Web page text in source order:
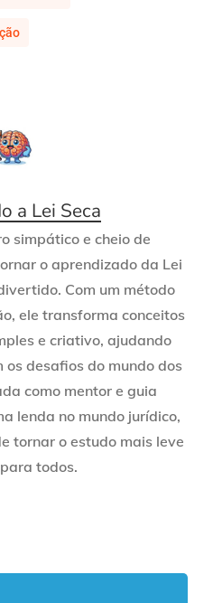
a Lei Seca
simpático e cheio de
o aprendizado da Lei
Com um método
ele transforma conceitos
e criativo, ajudando
desafios do mundo dos
como mentor e guia
lenda no mundo jurídico,
tornar o estudo mais leve
todos.